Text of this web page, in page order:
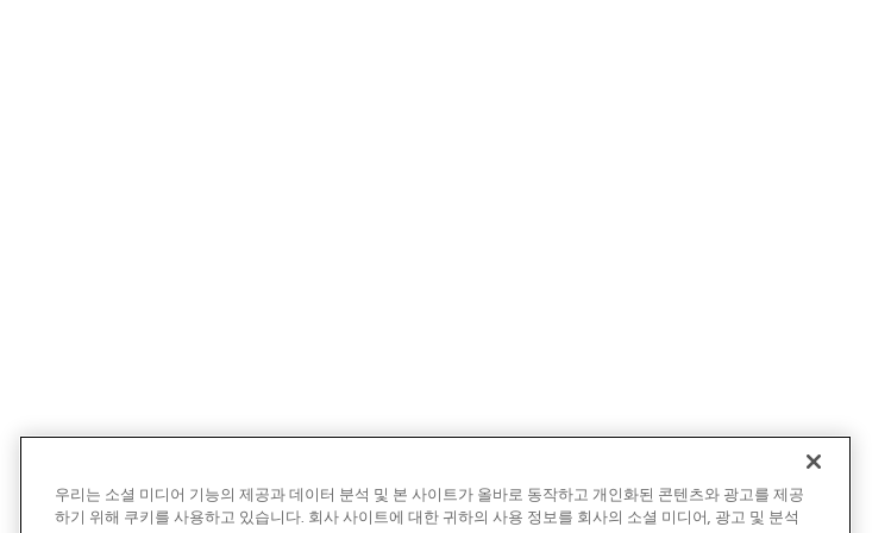
우리는 소셜 미디어 기능의 제공과 데이터 분석 및 본 사이트가 올바로 동작하고 개인화된 콘텐츠와 광고를 제공
하기 위해 쿠키를 사용하고 있습니다. 회사 사이트에 대한 귀하의 사용 정보를 회사의 소셜 미디어, 광고 및 분석